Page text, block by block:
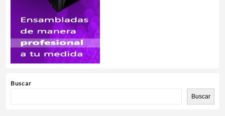
Buscar
Buscar